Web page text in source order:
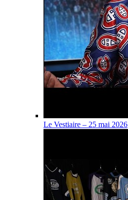
Le Vestiaire – 25 mai 2026